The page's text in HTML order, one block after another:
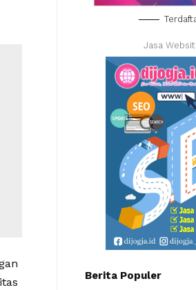
Jasa
Berita Populer